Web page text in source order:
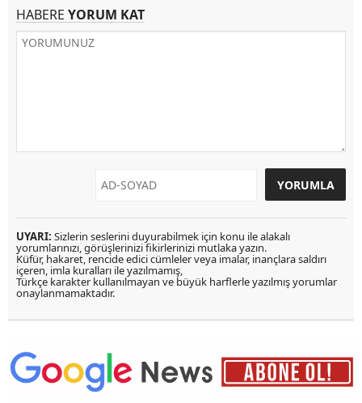
HABERE YORUM KAT
UYARI: Sizlerin seslerini duyurabilmek için konu ile alakalı
yorumlarınızı, görüşlerinizi fikirlerinizi mutlaka yazın.
Küfür, hakaret, rencide edici cümleler veya imalar, inançlara saldırı
içeren, imla kuralları ile yazılmamış,
Türkçe karakter kullanılmayan ve büyük harflerle yazılmış yorumlar
onaylanmamaktadır.